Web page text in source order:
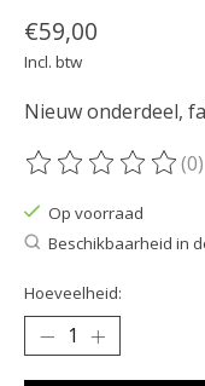
€59,00
Incl. btw
Nieuw onderdeel,
De beoordeling (0)
Op voorraad
Beschikbaarheid in
Hoeveelheid: